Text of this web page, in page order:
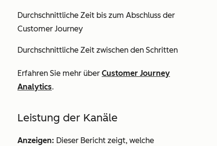
Durchschnittliche Zeit bis zum Abschluss der
Customer Journey
Durchschnittliche Zeit zwischen den Schritten
Erfahren Sie mehr über Customer Journey
Analytics.
Leistung der Kanäle
Anzeigen: Dieser Bericht zeigt, welche